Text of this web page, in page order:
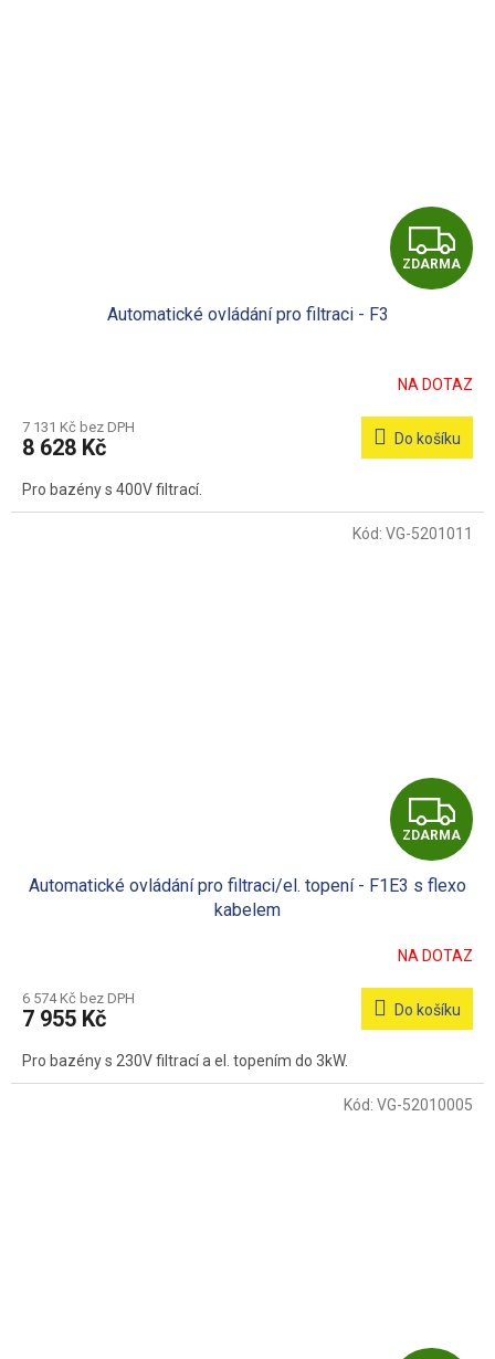
Z
D
R
M
A
ZDARMA
Automatické ovládání pro filtraci - F3
NA DOTAZ
7 131 Kč bez DPH
8 628 Kč Do košíku
Pro bazény s 400V filtrací.
Z
D
A
R
M
A
ZDARMA
Automatické ovládání pro filtraci/el. topení - F1E3 s flexo
kabelem
NA DOTAZ
6 574 Kč bez DPH
7 955 Kč Do košíku
Pro bazény s 230V filtrací a el. topením do 3kW.
Kód: VG-5201011
Kód: VG-52010005